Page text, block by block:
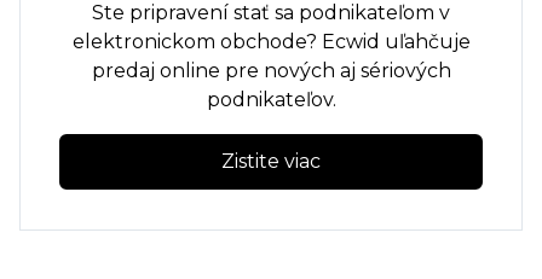
Ste pripravení stať sa podnikateľom v
elektronickom obchode? Ecwid uľahčuje
predaj online pre nových aj sériových
podnikateľov.
Zistite viac